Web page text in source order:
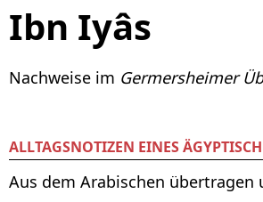
Ibn Iyâs
Nachweise im Germersheimer
ALLTAGSNOTIZEN EINES
Aus dem Arabischen übertragen